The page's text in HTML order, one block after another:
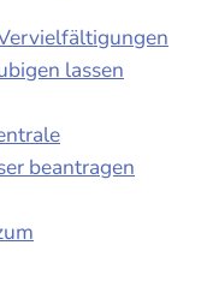
lassen
beantragen